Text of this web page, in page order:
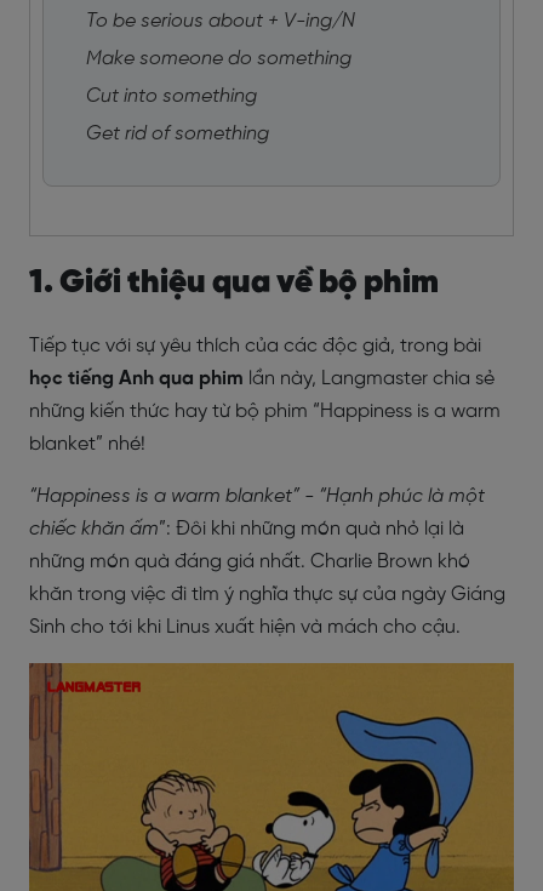
To be serious about + V-ing/N
Make someone do something
Cut into something
Get rid of something
1. Giới thiệu qua về bộ phim
Tiếp tục với sự yêu thích của các độc giả, trong bài
học tiếng Anh qua phim lần này, Langmaster chia sẻ
những kiến thức hay từ bộ phim “Happiness is a warm
blanket” nhé!
“Happiness is a warm blanket” - “Hạnh phúc là một
chiếc khăn ấm”: Đôi khi những món quà nhỏ lại là
những món quà đáng giá nhất. Charlie Brown khó
khăn trong việc đi tìm ý nghĩa thực sự của ngày Giáng
Sinh cho tới khi Linus xuất hiện và mách cho cậu.